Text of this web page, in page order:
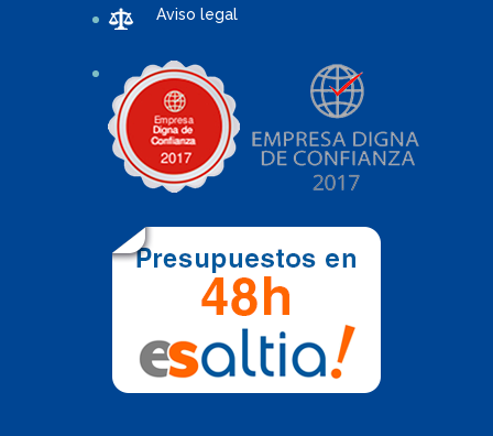
Aviso legal